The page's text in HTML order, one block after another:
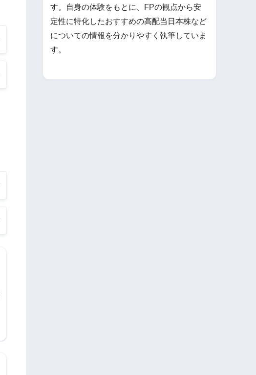
す。自身の体験をもとに、FPの観点から安
定性に特化したおすすめの高配当日本株など
についての情報を分かりやすく執筆していま
す。